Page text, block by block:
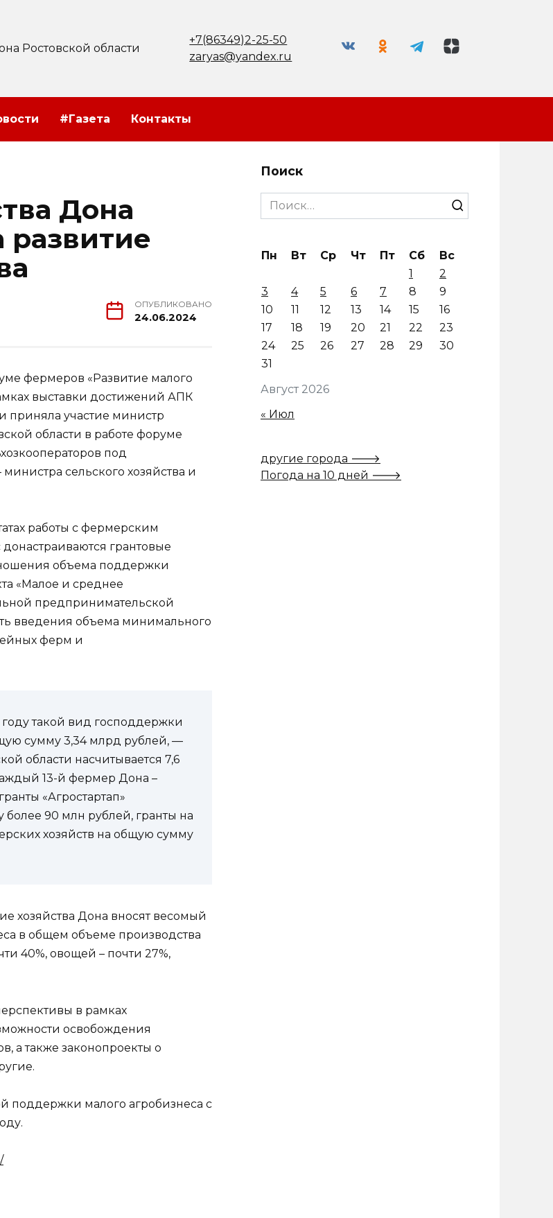
Ростовской области
+7(86349)2-25-50
zaryas@yandex.ru
#Газета Контакты
Дона
развитие
ОПУБЛИКОВАНО
24.06.2024
фермеров «Развитие малого
выставки достижений АПК
приняла участие министр
области в работе форуме
под
сельского хозяйства и
работы с фермерским
грантовые
объема поддержки
«Малое и среднее
предпринимательской
введения объема минимального
ферм и
такой вид господдержки
сумму 3,34 млрд рублей, —
области насчитывается 7,6
13-й фермер Дона –
«Агростартап»
90 млн рублей, гранты на
хозяйств на общую сумму
хозяйства Дона вносят весомый
в общем объеме производства
40%, овощей – почти 27%,
в рамках
освобождения
а также законопроекты о
поддержки малого агробизнеса с
Поиск
Search
for:
Август 2026
Пн Вт Ср Чт Пт Сб
Вс
1
2
3
4 5 6 7 8
9
10
11 12 13 14 15
16
17
18 19 20 21 22
23
24
25 26 27 28 29
30
31
« Июл
другие города 🡒
Погода на 10 дней 🡒